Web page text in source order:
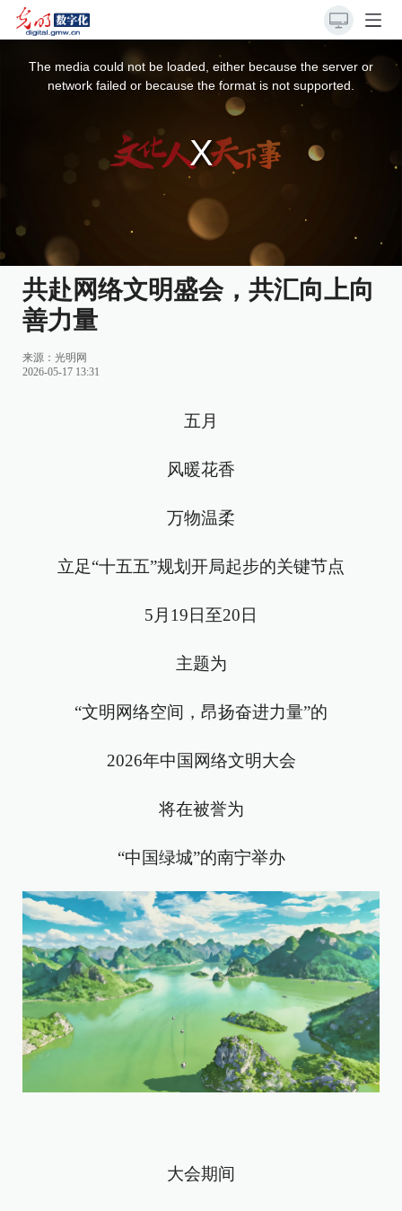
The media could not be loaded, either because the server or
network failed or because the format is not supported.
共赴网络文明盛会，共汇向上向
善力量
来源：光明网
2026-05-17 13:31
五月
风暖花香
万物温柔
立足“十五五”规划开局起步的关键节点
5月19日至20日
主题为
“文明网络空间，昂扬奋进力量”的
2026年中国网络文明大会
将在被誉为
“中国绿城”的南宁举办
大会期间